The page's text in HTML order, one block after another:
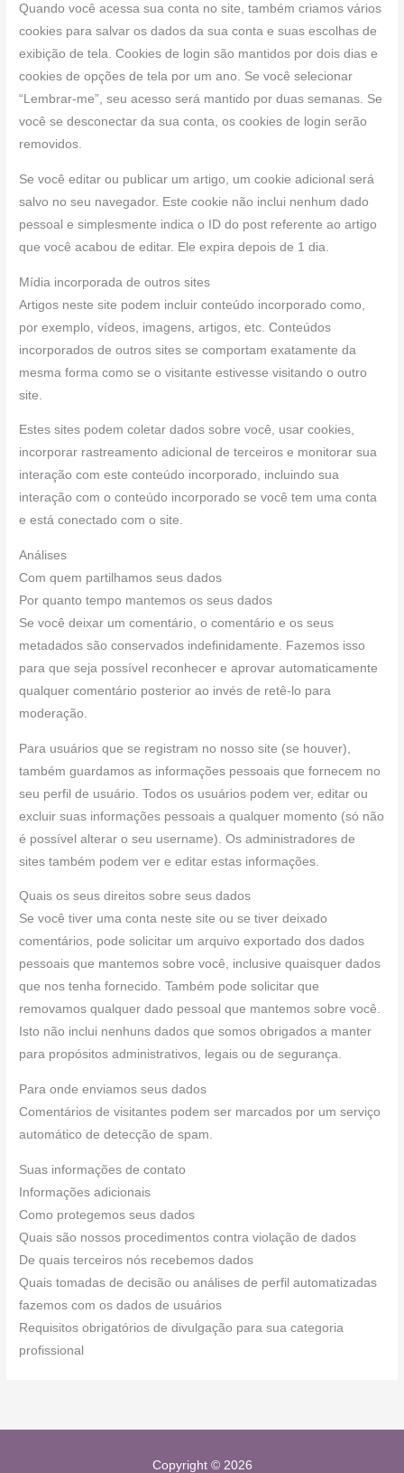
Quando você acessa sua conta no site, também criamos vários
cookies para salvar os dados da sua conta e suas escolhas de
exibição de tela. Cookies de login são mantidos por dois dias e
cookies de opções de tela por um ano. Se você selecionar
“Lembrar-me”, seu acesso será mantido por duas semanas. Se
você se desconectar da sua conta, os cookies de login serão
removidos.
Se você editar ou publicar um artigo, um cookie adicional será
salvo no seu navegador. Este cookie não inclui nenhum dado
pessoal e simplesmente indica o ID do post referente ao artigo
que você acabou de editar. Ele expira depois de 1 dia.
Mídia incorporada de outros sites
Artigos neste site podem incluir conteúdo incorporado como,
por exemplo, vídeos, imagens, artigos, etc. Conteúdos
incorporados de outros sites se comportam exatamente da
mesma forma como se o visitante estivesse visitando o outro
site.
Estes sites podem coletar dados sobre você, usar cookies,
incorporar rastreamento adicional de terceiros e monitorar sua
interação com este conteúdo incorporado, incluindo sua
interação com o conteúdo incorporado se você tem uma conta
e está conectado com o site.
Análises
Com quem partilhamos seus dados
Por quanto tempo mantemos os seus dados
Se você deixar um comentário, o comentário e os seus
metadados são conservados indefinidamente. Fazemos isso
para que seja possível reconhecer e aprovar automaticamente
qualquer comentário posterior ao invés de retê-lo para
moderação.
Para usuários que se registram no nosso site (se houver),
também guardamos as informações pessoais que fornecem no
seu perfil de usuário. Todos os usuários podem ver, editar ou
excluir suas informações pessoais a qualquer momento (só não
é possível alterar o seu username). Os administradores de
sites também podem ver e editar estas informações.
Quais os seus direitos sobre seus dados
Se você tiver uma conta neste site ou se tiver deixado
comentários, pode solicitar um arquivo exportado dos dados
pessoais que mantemos sobre você, inclusive quaisquer dados
que nos tenha fornecido. Também pode solicitar que
removamos qualquer dado pessoal que mantemos sobre você.
Isto não inclui nenhuns dados que somos obrigados a manter
para propósitos administrativos, legais ou de segurança.
Para onde enviamos seus dados
Comentários de visitantes podem ser marcados por um serviço
automático de detecção de spam.
Suas informações de contato
Informações adicionais
Como protegemos seus dados
Quais são nossos procedimentos contra violação de dados
De quais terceiros nós recebemos dados
Quais tomadas de decisão ou análises de perfil automatizadas
fazemos com os dados de usuários
Requisitos obrigatórios de divulgação para sua categoria
profissional
Copyright © 2026